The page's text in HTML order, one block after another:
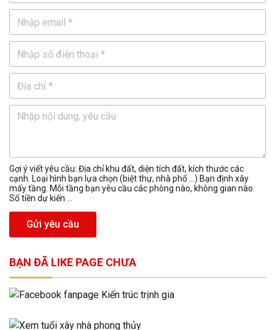
Gợi ý viết yêu cầu: Địa chỉ khu đất, diện tích đất, kích thước các
cạnh. Loại hình bạn lựa chọn (biệt thự, nhà phố …) Bạn định xây
mấy tầng. Mỗi tầng bạn yêu cầu các phòng nào, không gian nào.
Số tiền dự kiến ...
Gửi yêu cầu
BẠN ĐÃ LIKE PAGE CHƯA